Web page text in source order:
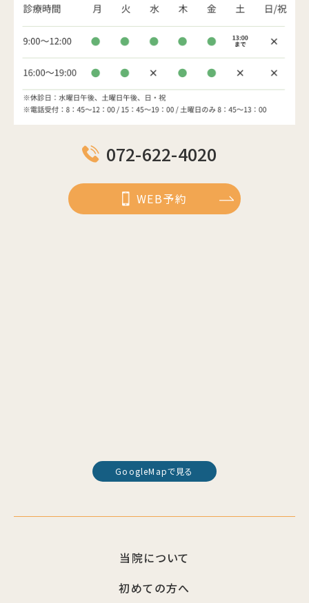
072-622-4020
WEB予約
GoogleMapで見る
当院について
初めての方へ